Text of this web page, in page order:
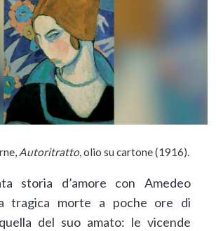
Autoritratto, olio su cartone (1916).
storia d’amore con Amedeo
tragica morte a poche ore di
del suo amato: le vicende